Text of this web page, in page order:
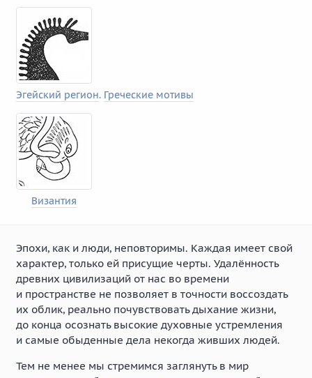
Эгейский регион. Греческие мотивы
Византия
Эпохи, как и люди, неповторимы. Каждая имеет свой
характер, только ей присущие черты. Удалённость
древних цивилизаций от нас во времени
и пространстве не позволяет в точности воссоздать
их облик, реально почувствовать дыхание жизни,
до конца осознать высокие духовные устремления
и самые обыденные дела некогда живших людей.
Тем не менее мы стремимся заглянуть в мир